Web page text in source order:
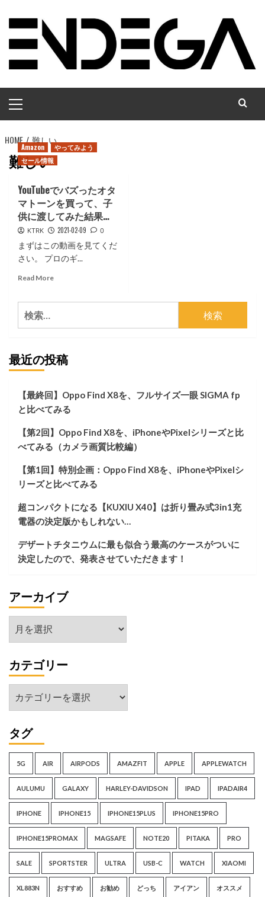
プ
イ
ン
メ
ニ
ュ
HOME 難しい
難しい
Amazon
やってみよう
セール情報
YouTubeでバズったオタ
マトーンを買って、子
供に渡してみた結果…
KTRK 2021-02-09 0
まずはこの動画を見てくだ
さい。 プロのギ...
Read MoreRead
っ
た
タ
マ
ト
ン
を
っ
て、
子
供
に
渡
て
み
果…
検
索:
最近の投稿
【最終回】Oppo Find X8を、フルサイズ一眼 SIGMA fp
と比べてみる
【第2回】Oppo Find X8を、iPhoneやPixelシリーズと比
べてみる（カメラ画質比較編）
【第1回】特別企画：Oppo Find X8を、iPhoneやPixelシ
リーズと比べてみる
超コンパクトになる【KUXIU X40】は折り畳み式3in1充
電器の決定版かもしれない…
デザートチタニウムに最も似合う最高のケースがついに
決定したので、発表させていただきます！
アーカイブ
ア
ー
イ
ブ
カテゴリー
テ
リ
ー
タグ
5G AIR AIRPODS AMAZFIT APPLE APPLEWATCH
AULUMU GALAXY HARLEY-DAVIDSON IPAD IPADAIR4
IPHONE IPHONE15 IPHONE15PLUS IPHONE15PRO
IPHONE15PROMAX MAGSAFE NOTE20 PITAKA PRO
SALE SPORTSTER ULTRA USB-C WATCH XIAOMI
XL883N おすすめ お勧め どっち アイアン オススメ